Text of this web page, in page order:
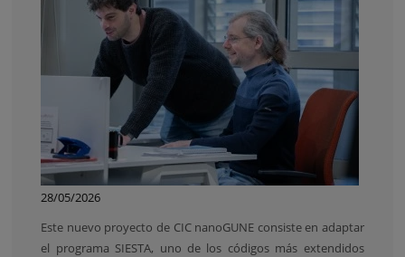
28/05/2026
Este nuevo proyecto de CIC nanoGUNE consiste en adaptar
el programa SIESTA, uno de los códigos más extendidos